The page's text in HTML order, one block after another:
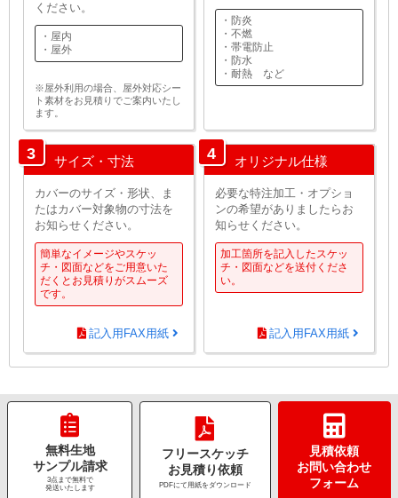
ください。
・屋内
・屋外
※屋外利用の場合、屋外対応シー
ト素材をお見積りでご案内いたし
ます。
・防炎
・不燃
・帯電防止
・防水
・耐熱 など
3 サイズ・寸法
カバーのサイズ・形状、ま
たはカバー対象物の寸法を
お知らせください。
簡単なイメージやスケッ
チ・図面などをご用意いた
だくとお見積りがスムーズ
です。
記入用FAX用紙
4 オリジナル仕様
必要な特注加工・オプショ
ンの希望がありましたらお
知らせください。
加工箇所を記入したスケッ
チ・図面などを送付くださ
い。
記入用FAX用紙
無料生地
サンプル請求
3点まで無料で
発送いたします
フリースケッチ
お見積り依頼
PDFにて用紙をダウンロード
見積依頼
お問い合わせ
フォーム